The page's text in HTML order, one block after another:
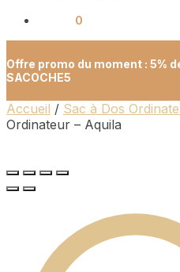
0
Offre promo du moment : 5%
SACOCHE5
Accueil / Sac à Dos
Ordinateur – Aquila